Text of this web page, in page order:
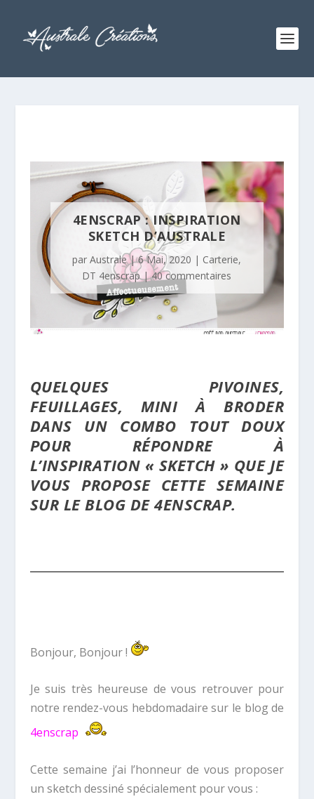
4ENSCRAP : INSPIRATION
SKETCH D’AUSTRALE
parAustrale|6 Mai, 2020 | Carterie,
DT 4enscrap|40 commentaires
QUELQUES PIVOINES,
FEUILLAGES, MINI À BRODER
DANS UN COMBO TOUT DOUX
POUR RÉPONDRE À
L’INSPIRATION « SKETCH » QUE JE
VOUS PROPOSE CETTE SEMAINE
SUR LE BLOG DE 4ENSCRAP.
Bonjour, Bonjour !
Je suis très heureuse de vous retrouver pour
notre rendez-vous hebdomadaire sur le blog de
4enscrap
Cette semaine j’ai l’honneur de vous proposer
un sketch dessiné spécialement pour vous :